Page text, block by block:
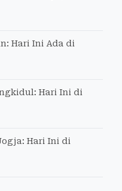
Hari Ini Ada di
Hari Ini di
Hari Ini di